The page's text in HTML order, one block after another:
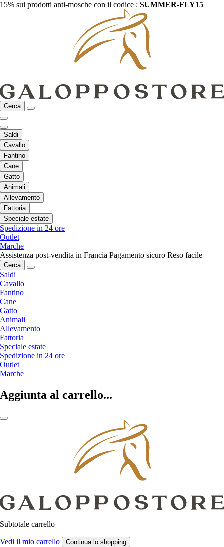
15% sui prodotti anti-mosche con il codice : SUMMER-FLY15
Cerca
Saldi
Cavallo
Fantino
Cane
Gatto
Animali
Allevamento
Fattoria
Speciale estate
Spedizione in 24 ore
Outlet
Marche
Assistenza post-vendita in Francia Pagamento sicuro Reso facile
Cerca
Saldi
Cavallo
Fantino
Cane
Gatto
Animali
Allevamento
Fattoria
Speciale estate
Spedizione in 24 ore
Outlet
Marche
Aggiunta al carrello...
Subtotale carrello
Vedi il mio carrello Continua lo shopping